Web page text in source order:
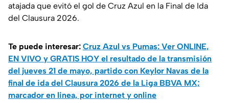
atajada que evitó el gol de Cruz Azul en la Final de Ida
del Clausura 2026.
Te puede interesar: Cruz Azul vs Pumas: Ver ONLINE,
EN VIVO y GRATIS HOY el resultado de la transmisión
del jueves 21 de mayo, partido con Keylor Navas de la
final de ida del Clausura 2026 de la Liga BBVA MX;
marcador en linea, por internet y online